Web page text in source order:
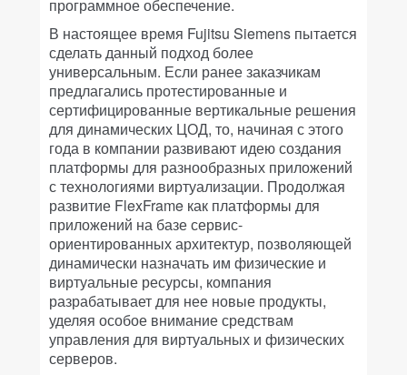
программное обеспечение.
В настоящее время Fujitsu Siemens пытается
сделать данный подход более
универсальным. Если ранее заказчикам
предлагались протестированные и
сертифицированные вертикальные решения
для динамических ЦОД, то, начиная с этого
года в компании развивают идею создания
платформы для разнообразных приложений
с технологиями виртуализации. Продолжая
развитие FlexFrame как платформы для
приложений на базе сервис-
ориентированных архитектур, позволяющей
динамически назначать им физические и
виртуальные ресурсы, компания
разрабатывает для нее новые продукты,
уделяя особое внимание средствам
управления для виртуальных и физических
серверов.